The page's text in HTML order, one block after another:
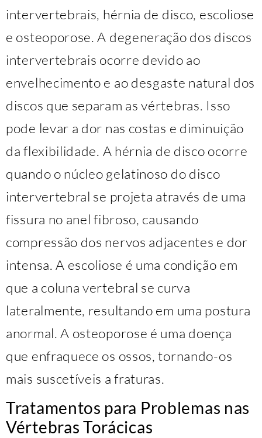
intervertebrais, hérnia de disco, escoliose
e osteoporose. A degeneração dos discos
intervertebrais ocorre devido ao
envelhecimento e ao desgaste natural dos
discos que separam as vértebras. Isso
pode levar a dor nas costas e diminuição
da flexibilidade. A hérnia de disco ocorre
quando o núcleo gelatinoso do disco
intervertebral se projeta através de uma
fissura no anel fibroso, causando
compressão dos nervos adjacentes e dor
intensa. A escoliose é uma condição em
que a coluna vertebral se curva
lateralmente, resultando em uma postura
anormal. A osteoporose é uma doença
que enfraquece os ossos, tornando-os
mais suscetíveis a fraturas.
Tratamentos para Problemas nas
Vértebras Torácicas